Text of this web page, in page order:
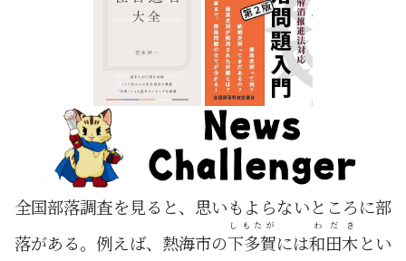
全国部落調査を見ると、思いもよらないところに部
落がある。例えば、熱海市の下多賀
しもたが
には和田木
わだき
とい